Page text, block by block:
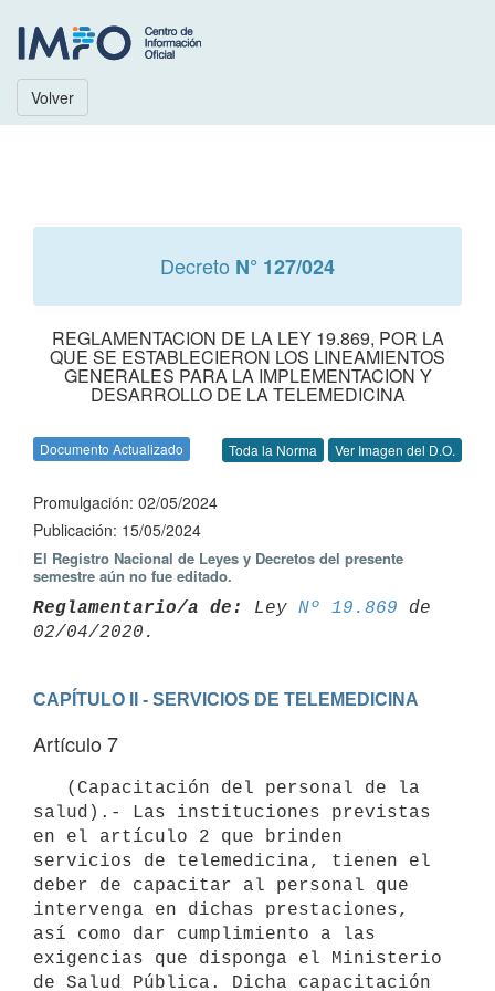
Volver
Decreto N° 127/024
REGLAMENTACION DE LA LEY 19.869, POR LA
QUE SE ESTABLECIERON LOS LINEAMIENTOS
GENERALES PARA LA IMPLEMENTACION Y
DESARROLLO DE LA TELEMEDICINA
Documento Actualizado Toda la Norma Ver Imagen del D.O.
Promulgación: 02/05/2024
Publicación: 15/05/2024
El Registro Nacional de Leyes y Decretos del presente
semestre aún no fue editado.
Reglamentario/a de: Ley Nº 19.869 de
CAPÍTULO II - SERVICIOS DE TELEMEDICINA
Artículo 7
salud).- Las instituciones previstas
en el artículo 2 que brinden
servicios de telemedicina, tienen el
deber de capacitar al personal que
intervenga en dichas prestaciones,
así como dar cumplimiento a las
exigencias que disponga el Ministerio
de Salud Pública. Dicha capacitación